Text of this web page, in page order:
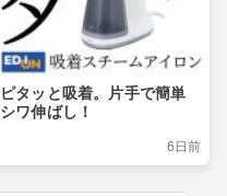
ピタッと吸着。片手で簡単
シワ伸ばし！
6日前